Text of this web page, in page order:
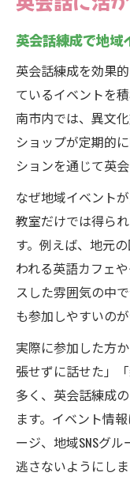
英会話練成で地域
英会話練成を効果
ているイベントを
南市内では、異文
ショップが定期的
ションを通じて英
なぜ地域イベント
教室だけでは得ら
す。例えば、地元
われる英語カフェ
スした雰囲気の中
も参加しやすいのが
実際に参加した方
張せずに話せた」
多く、英会話練成
ます。イベント情
ージ、地域SNSグ
逃さないようにしま